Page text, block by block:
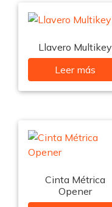
Llavero Multikey
Leer más
Cinta Métrica
Opener